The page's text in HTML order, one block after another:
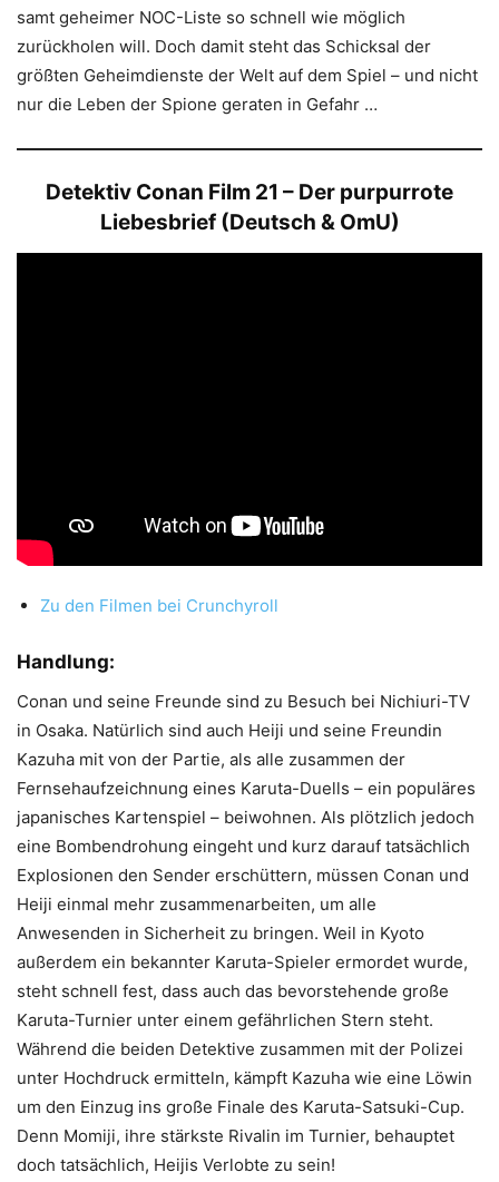
samt geheimer NOC-Liste so schnell wie möglich
zurückholen will. Doch damit steht das Schicksal der
größten Geheimdienste der Welt auf dem Spiel – und nicht
nur die Leben der Spione geraten in Gefahr …
Detektiv Conan Film 21 – Der purpurrote
Liebesbrief (Deutsch & OmU)
Zu den Filmen bei Crunchyroll
Handlung:
Conan und seine Freunde sind zu Besuch bei Nichiuri-TV
in Osaka. Natürlich sind auch Heiji und seine Freundin
Kazuha mit von der Partie, als alle zusammen der
Fernsehaufzeichnung eines Karuta-Duells – ein populäres
japanisches Kartenspiel – beiwohnen. Als plötzlich jedoch
eine Bombendrohung eingeht und kurz darauf tatsächlich
Explosionen den Sender erschüttern, müssen Conan und
Heiji einmal mehr zusammenarbeiten, um alle
Anwesenden in Sicherheit zu bringen. Weil in Kyoto
außerdem ein bekannter Karuta-Spieler ermordet wurde,
steht schnell fest, dass auch das bevorstehende große
Karuta-Turnier unter einem gefährlichen Stern steht.
Während die beiden Detektive zusammen mit der Polizei
unter Hochdruck ermitteln, kämpft Kazuha wie eine Löwin
um den Einzug ins große Finale des Karuta-Satsuki-Cup.
Denn Momiji, ihre stärkste Rivalin im Turnier, behauptet
doch tatsächlich, Heijis Verlobte zu sein!